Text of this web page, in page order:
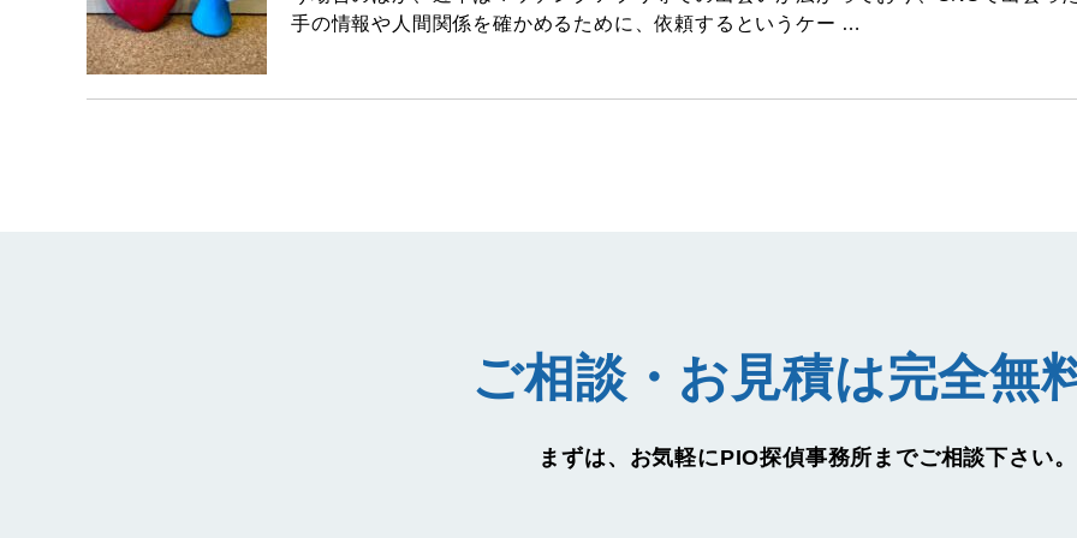
手の情報や人間関係を確かめるために、依頼するというケー …
ご相談・お見積は完全無
まずは、お気軽にPIO探偵事務所までご相談下さい。